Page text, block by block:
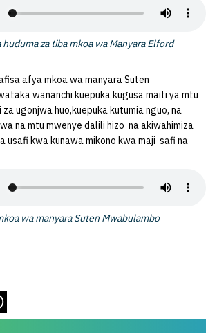
za tiba mkoa wa Manyara Elford
afya mkoa wa manyara Suten
wananchi kuepuka kugusa maiti ya mtu
ugonjwa huo,kuepuka kutumia nguo, na
na mtu mwenye dalili hizo na akiwahimiza
usafi kwa kunawa mikono kwa maji safi na
wa manyara Suten Mwabulambo